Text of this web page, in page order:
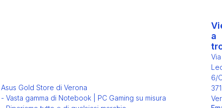
Asus Gold Store di Verona
- Vasta gamma di Notebook | PC Gaming su misura
a
Via
6/